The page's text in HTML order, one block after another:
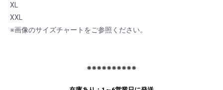
XL
XXL
※画像のサイズチャートをご参照ください。
※※※※※※※※※※